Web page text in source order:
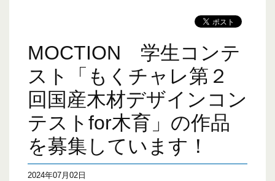
MOCTION 学生コンテ
スト「もくチャレ第２
回国産木材デザインコン
テストfor木育」の作品
を募集しています！
2024年07月02日